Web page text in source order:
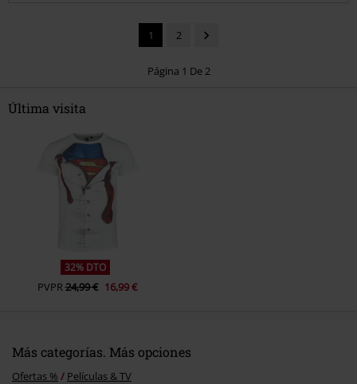
Enviar comentario
1 2
Página 1 De 2
Última visita
32% DTO
PVPR24,99 € 16,99 €
Más categorías. Más opciones
Ofertas % Películas & TV